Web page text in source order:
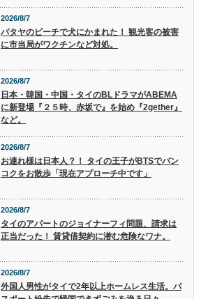
2026/8/7
パタヤのビーチで犬にかまれた！ 観光客の被害
に市当局がワクチンなど対処。
2026/8/7
日本・韓国・中国・タイのBLドラマがABEMA
に新登場『２５時、赤坂で』を始め『2gether』
など。
2026/8/7
お連れ様は日本人？！ タイの王子がBTSでバン
コクをお散歩「現在アプローチ中です」
2026/8/7
タイのアパートのジョイナーフィ問題、請求は
正当だった！ 賃貸借契約に潜む危険なワナ。
2026/8/7
外国人男性がタイで2年以上ホームレス生活。パ